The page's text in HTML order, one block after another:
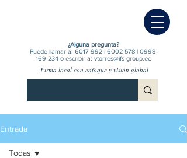
¿Alguna pregunta?
Puede llamar a: 6017-992| 6002-578| 0998-
169-234 o escribir a: vtorres@ifs-group.ec
Firma local con enfoque y visión global
Entrada
Todas